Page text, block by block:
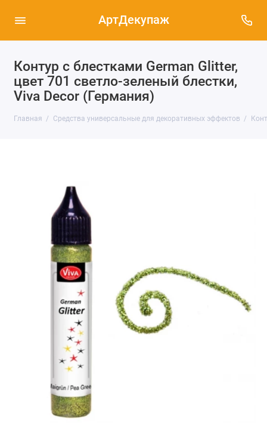
АртДекупаж
Контур с блестками German Glitter,
цвет 701 светло-зеленый блестки,
Viva Decor (Германия)
Главная Средства универсальные для декоративных эффектов